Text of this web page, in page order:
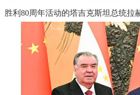
胜利80周年活动的塔吉克斯坦总统拉